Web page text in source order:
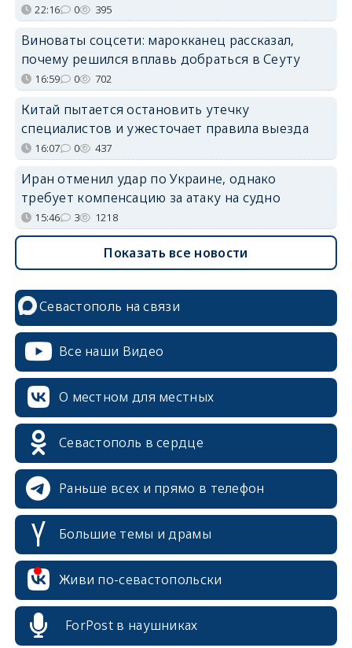
22:16 0 395
Виноваты соцсети: марокканец рассказал,
почему решился вплавь добраться в Сеуту
16:59 0 702
Китай пытается остановить утечку
специалистов и ужесточает правила выезда
16:07 0 437
Иран отменил удар по Украине, однако
требует компенсацию за атаку на судно
15:46 3 1218
Показать все новости
Севастополь на связи
Все наши Видео
О местном для местных
Севастополь в сердце
Раньше всех и прямо в телефон
Большие темы и драмы
Живи по-севастопольски
ForPost в наушниках